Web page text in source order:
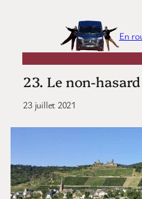
En
23. Le non-
23 juillet 2021